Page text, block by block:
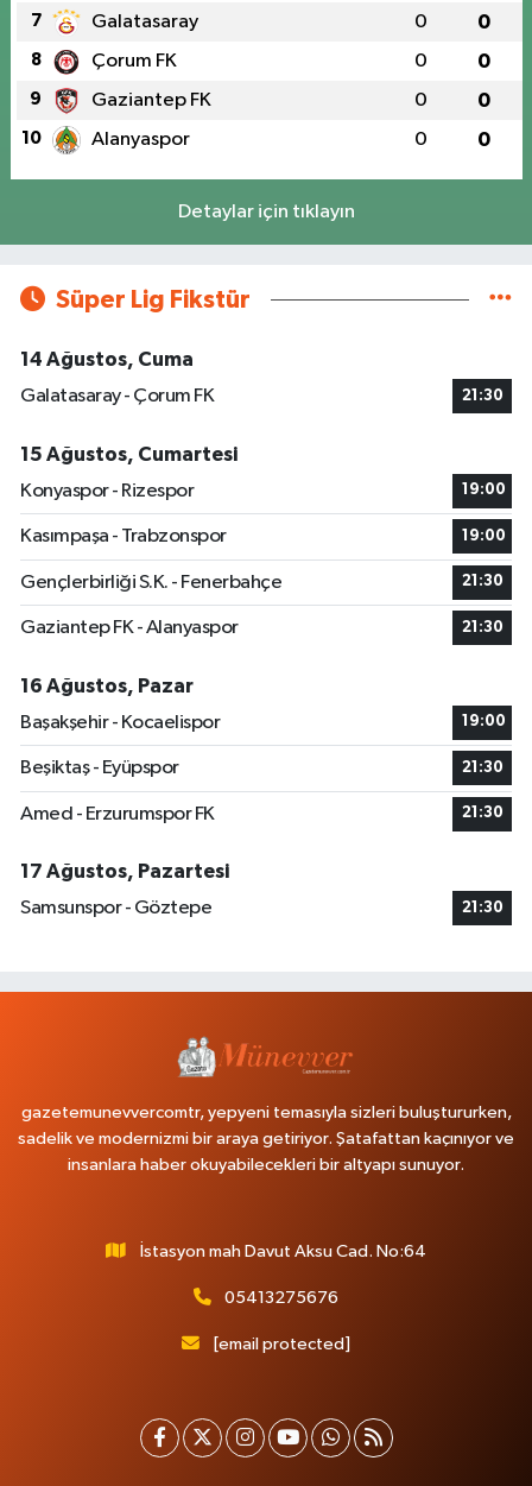
7 Galatasaray 0 0
8 Çorum FK 0 0
9 Gaziantep FK 0 0
10 Alanyaspor 0 0
Detaylar için tıklayın
Süper Lig Fikstür
14 Ağustos, Cuma
Galatasaray - Çorum FK
21:30
15 Ağustos, Cumartesi
Konyaspor - Rizespor
19:00
Kasımpaşa - Trabzonspor 19:00
Gençlerbirliği S.K. - Fenerbahçe 21:30
Gaziantep FK - Alanyaspor 21:30
16 Ağustos, Pazar
Başakşehir - Kocaelispor
19:00
Beşiktaş - Eyüpspor 21:30
Amed - Erzurumspor FK 21:30
17 Ağustos, Pazartesi
Samsunspor - Göztepe
21:30
gazetemunevvercomtr, yepyeni temasıyla sizleri buluştururken,
sadelik ve modernizmi bir araya getiriyor. Şatafattan kaçınıyor ve
insanlara haber okuyabilecekleri bir altyapı sunuyor.
İstasyon mah Davut Aksu Cad. No:64
05413275676
[email protected]